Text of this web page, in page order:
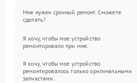
Мне нужен срочный ремонт. Сможете
сделать?
Я хочу, чтобы мое устройство
ремонтировали при мне.
Я хочу, чтобы мое устройство
ремонтировалось только оригинальными
запчастями.